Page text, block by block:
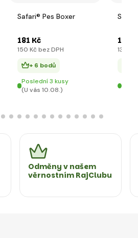
Safari® Pes Boxer
181 Kč
150 Kč bez DPH
+ 6 bodů
Poslední 3 kusy
(U vás 10.08.)
168
139
Odměny v našem
věrnostním RajClubu